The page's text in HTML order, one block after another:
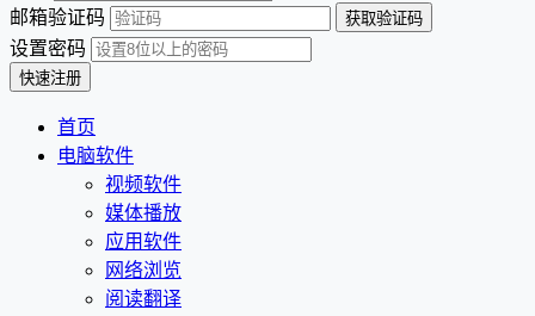
邮箱验证码
设置密码
首页
电脑软件
视频软件
媒体播放
应用软件
网络浏览
阅读翻译